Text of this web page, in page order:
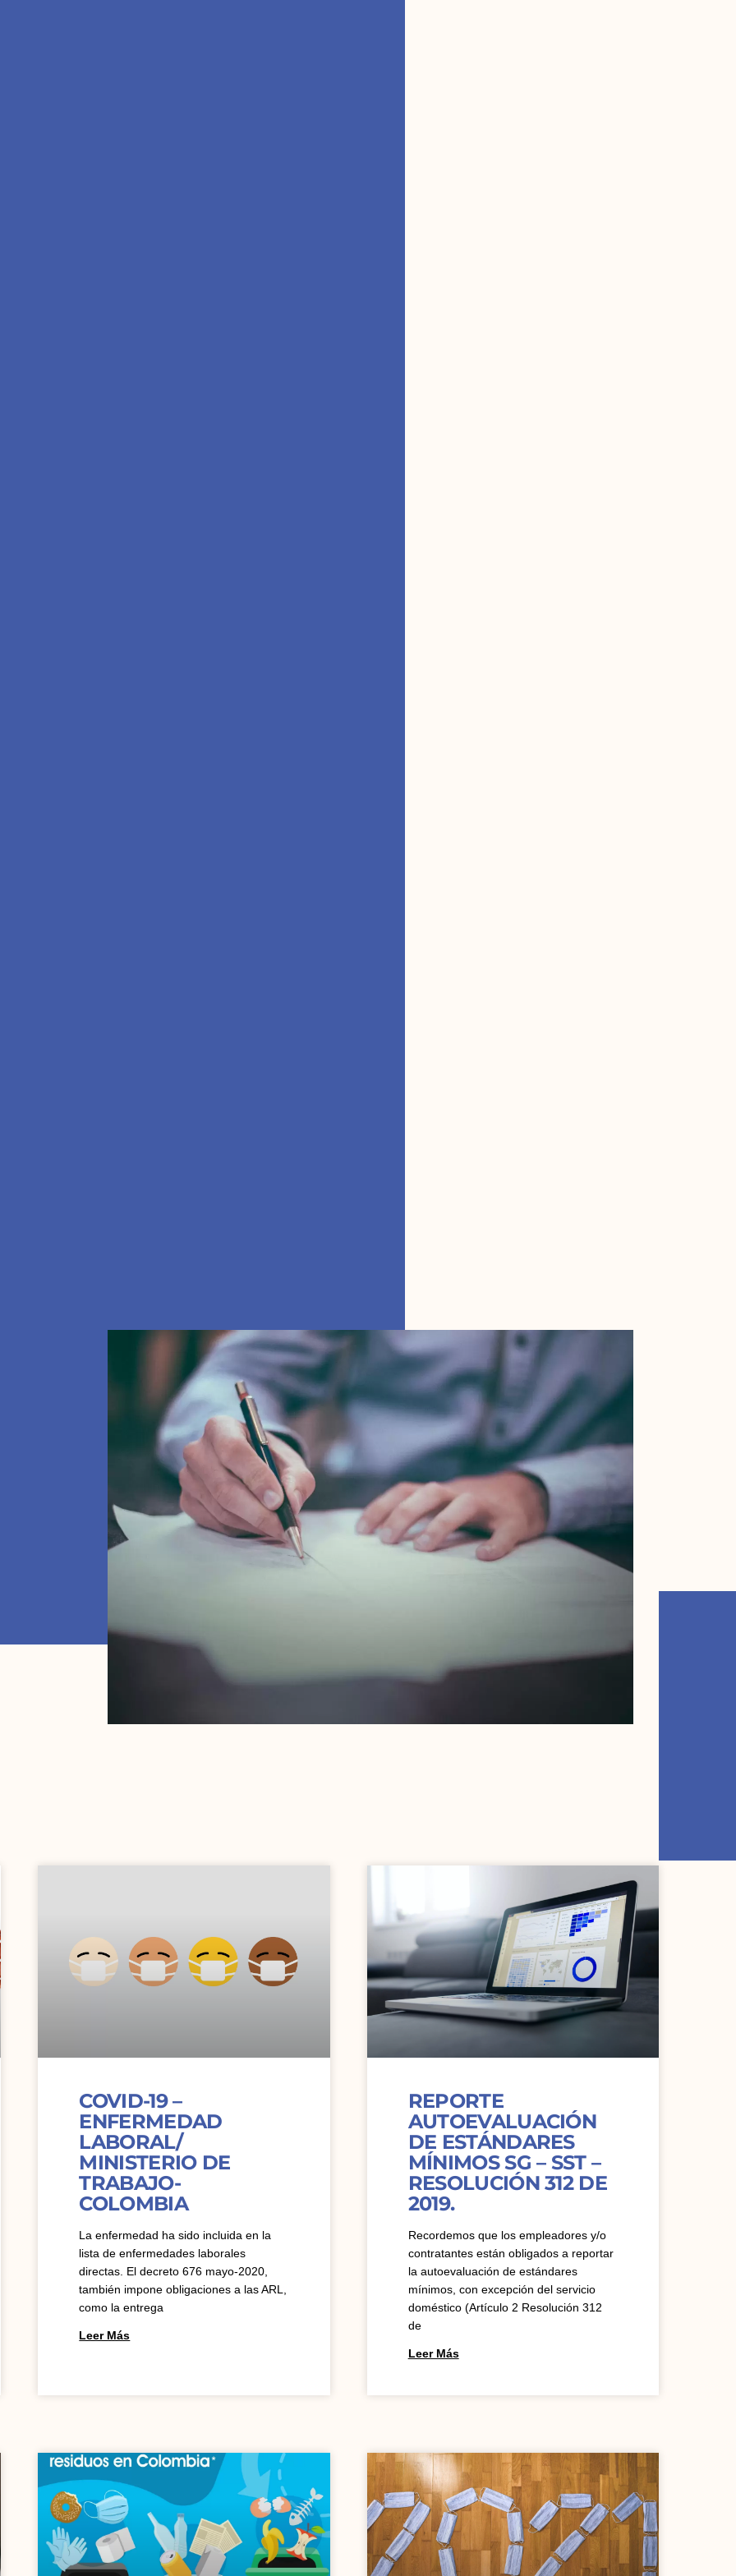
COVID-19 –
ENFERMEDAD
LABORAL/
MINISTERIO DE
TRABAJO-
COLOMBIA
La enfermedad ha sido incluida en la
lista de enfermedades laborales
directas. El decreto 676 mayo-2020,
también impone obligaciones a las ARL,
como la entrega
Leer Más
REPORTE
AUTOEVALUACIÓN
DE ESTÁNDARES
MÍNIMOS SG – SST –
RESOLUCIÓN 312 DE
2019.
Recordemos que los empleadores y/o
contratantes están obligados a reportar
la autoevaluación de estándares
mínimos, con excepción del servicio
doméstico (Artículo 2 Resolución 312
de
Leer Más